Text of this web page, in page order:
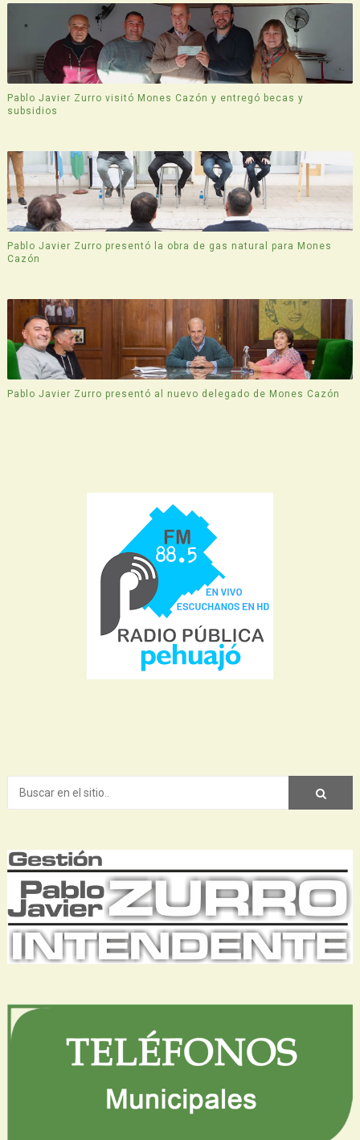
Pablo Javier Zurro visitó Mones Cazón y entregó becas y
subsidios
Pablo Javier Zurro presentó la obra de gas natural para Mones
Cazón
Pablo Javier Zurro presentó al nuevo delegado de Mones Cazón